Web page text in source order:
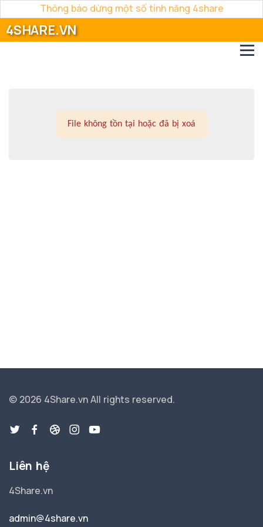
Thông báo dừng một số tính năng 4share
4SHARE.VN
File không tồn tại hoặc đã bị xoá
© 2026 4Share.vnAll rights reserved.
Liên hệ
4Share.vn
admin@4share.vn